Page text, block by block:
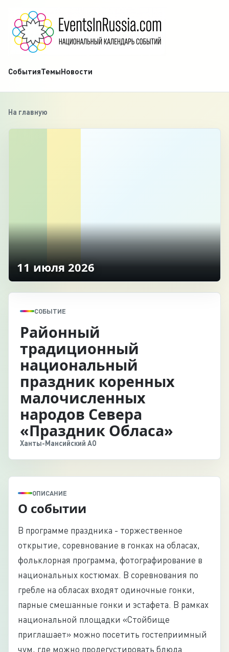
СобытияТемыНовости
На главную
‹
11 июля 2026
СОБЫТИЕ
Районный
традиционный
национальный
праздник коренных
малочисленных
народов Севера
«Праздник Обласа»
Ханты-Мансийский АО
ОПИСАНИЕ
О событии
В программе праздника - торжественное
открытие, соревнование в гонках на обласах,
фольклорная программа, фотографирование в
национальных костюмах. В соревнования по
гребле на обласах входят одиночные гонки,
парные смешанные гонки и эстафета. В рамках
национальной площадки «Стойбище
приглашает» можно посетить гостеприимный
чум, где можно продегустировать блюда